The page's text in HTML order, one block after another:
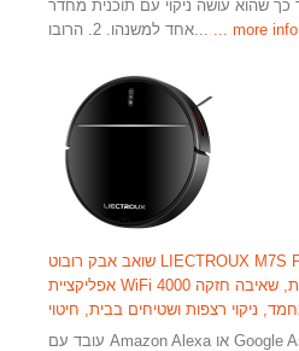
שהוא עושה ניקוי עם תוכנית מחדר
... more info
שואב אבק רובוט LIECTROUX M7S PRO, מיפוי חכם, עם זיכרון,
אפליקציית WiFi ושליטה קולית, שאיבה חזקה 4000Pa, ניגוב יבש ורטוב,
ניקוי רצפות ושטיחים בבית, חיטוי
עובד עם Amazon Alexa או Google Assistant. * בקרת אפליקציית